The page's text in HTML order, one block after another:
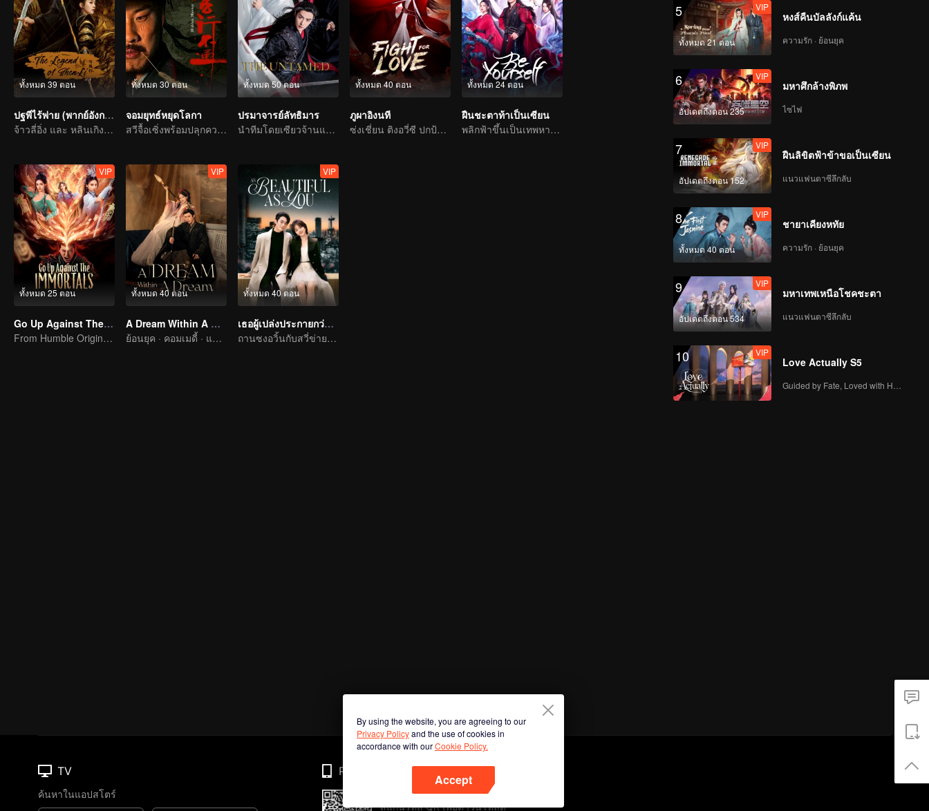
ทั้งหมด 39 ตอน
ปฐพีไร้พ่าย (พากย์อังกฤษ)
จ้าวลี่อิ่ง และ หลินเกิงซิน รวมมืออีกครั้ง!
ทั้งหมด 30 ตอน
จอมยุทธ์หยุดโลกา
สวีจื้อเซิ่งพร้อมปลุกความฮาในยุทธภพ
ทั้งหมด 50 ตอน
ปรมาจารย์ลัทธิมาร
นำทีมโดยเซียวจ้านและหวังอีป๋อ
ทั้งหมด 40 ตอน
ภูผาอิงนที
ซ่งเชี่ยน ติงอวี่ซี ปกป้องบ้านเมือง
ทั้งหมด 24 ตอน
ฝืนชะตาท้าเป็นเซียน
พลิกฟ้าขึ้นเป็นเทพหาใช่เรื่องพิสดารไม่
ทั้งหมด 25 ตอน
VIP
Go Up Against The Immortal
From Humble Origins to Immortal Slayer: A Journey of Unyielding Vengeance
ทั้งหมด 40 ตอน
VIP
A Dream Within A Dream
ย้อนยุค · คอมเมดี้ · แฟนตาซี
ทั้งหมด 40 ตอน
VIP
เธอผู้เปล่งประกายกว่าแสงดาว
ถานซงอวิ้นกับสวี่ข่ายร่วมมือกันในที่ทำงาน
5
ทั้งหมด 21 ตอน
VIP
หงส์คืนบัลลังก์แค้น
ความรัก · ย้อนยุค
6
อัปเดตถึงตอน 235
VIP
มหาศึกล้างพิภพ
ไซไฟ
7
อัปเดตถึงตอน 152
VIP
ฝืนลิขิตฟ้าข้าขอเป็นเซียน
แนวแฟนตาซีลึกลับ
8
ทั้งหมด 40 ตอน
VIP
ชายาเคียงหทัย
ความรัก · ย้อนยุค
9
อัปเดตถึงตอน 534
VIP
มหาเทพเหนือโชคชะตา
แนวแฟนตาซีลึกลับ
10 VIP
Love Actually S5
By using the website, you are agreeing to our
Privacy Policyand the use of cookies in
accordance with ourCookie Policy.
Accept
TV
ค้นหาในแอปสโตร์
Phone
สแกนรหัส QR เพื่อดาวน์โหลด